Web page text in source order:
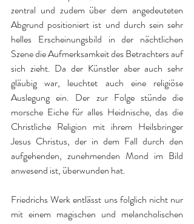
zentral und zudem über dem angedeuteten
Abgrund positioniert ist und durch sein sehr
helles Erscheinungsbild in der nächtlichen
Szene die Aufmerksamkeit des Betrachters auf
sich zieht. Da der Künstler aber auch sehr
gläubig war, leuchtet auch eine religiöse
Auslegung ein. Der zur Folge stünde die
morsche Eiche für alles Heidnische, das die
Christliche Religion mit ihrem Heilsbringer
Jesus Christus, der in dem Fall durch den
aufgehenden, zunehmenden Mond im Bild
anwesend ist, überwunden hat.
Friedrichs Werk entlässt uns folglich nicht nur
mit einem magischen und melancholischen